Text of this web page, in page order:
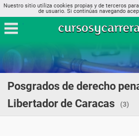
Nuestro sitio utiliza cookies propias y de terceros
de usuario. Si continúas navegando
Posgrados de derecho
Libertador de Caracas
(3)